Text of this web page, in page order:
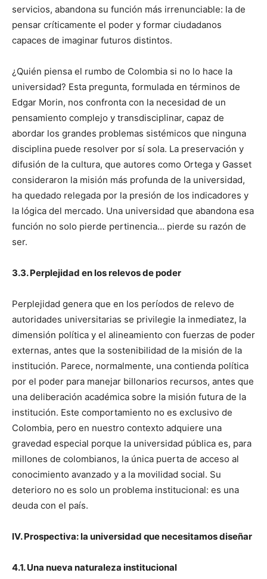
servicios, abandona su función más irrenunciable: la de
pensar críticamente el poder y formar ciudadanos
capaces de imaginar futuros distintos.
¿Quién piensa el rumbo de Colombia si no lo hace la
universidad? Esta pregunta, formulada en términos de
Edgar Morin, nos confronta con la necesidad de un
pensamiento complejo y transdisciplinar, capaz de
abordar los grandes problemas sistémicos que ninguna
disciplina puede resolver por sí sola. La preservación y
difusión de la cultura, que autores como Ortega y Gasset
consideraron la misión más profunda de la universidad,
ha quedado relegada por la presión de los indicadores y
la lógica del mercado. Una universidad que abandona esa
función no solo pierde pertinencia… pierde su razón de
ser.
3.3. Perplejidad en los relevos de poder
Perplejidad genera que en los períodos de relevo de
autoridades universitarias se privilegie la inmediatez, la
dimensión política y el alineamiento con fuerzas de poder
externas, antes que la sostenibilidad de la misión de la
institución. Parece, normalmente, una contienda política
por el poder para manejar billonarios recursos, antes que
una deliberación académica sobre la misión futura de la
institución. Este comportamiento no es exclusivo de
Colombia, pero en nuestro contexto adquiere una
gravedad especial porque la universidad pública es, para
millones de colombianos, la única puerta de acceso al
conocimiento avanzado y a la movilidad social. Su
deterioro no es solo un problema institucional: es una
deuda con el país.
IV. Prospectiva: la universidad que necesitamos diseñar
4.1. Una nueva naturaleza institucional